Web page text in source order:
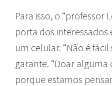
Para isso, o “professor
porta dos
um celular. “Não é fácil
garante. “Doar alguma
porque estamos